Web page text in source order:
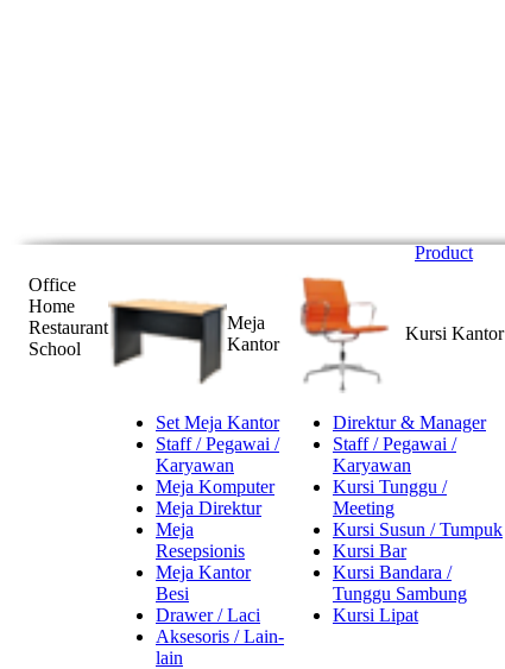
Product
Office
Home
Restaurant
School
Meja
Kantor
Set Meja Kantor
Staff / Pegawai /
Karyawan
Meja Komputer
Meja Direktur
Meja
Resepsionis
Meja Kantor
Besi
Drawer / Laci
Aksesoris / Lain-
lain
Kursi Kantor
Direktur & Manager
Staff / Pegawai /
Karyawan
Kursi Tunggu /
Meeting
Kursi Susun / Tumpuk
Kursi Bar
Kursi Bandara /
Tunggu Sambung
Kursi Lipat